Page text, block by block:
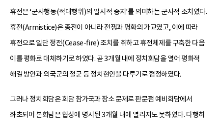
휴전은 ‘군사행동(적대행위)의 일시적 중지’를 의미하는 군사적 조치였다.
휴전(Armistice)은 종전이 아니라 전쟁과 평화의 가교였고, 이에 따라
휴전으로 일단 정전(Cease-fire) 조치를 취하고 휴전체제를 구축한 다음
이를 평화로 대체하기로 하였다. 곧 3개월 내에 정치회담을 열어 평화적
해결 방안과 외국군의 철군 등 정치현안을 다루기로 협정하였다.
그러나 정치회담은 회담 참가국과 장소 문제로 판문점 예비회담에서
좌초되어 본회담은 협상에 명시된 3개월 내에 열리지도 못하였다. 다행히